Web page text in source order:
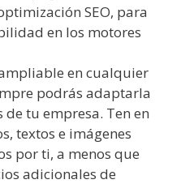
SEO, para
en los motores
en cualquier
podrás adaptarla
de tu empresa. Ten en
textos e imágenes
por ti, a menos que
adicionales de